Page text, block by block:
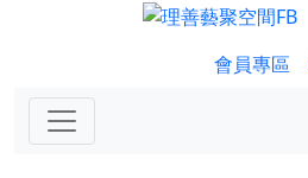
會員專區